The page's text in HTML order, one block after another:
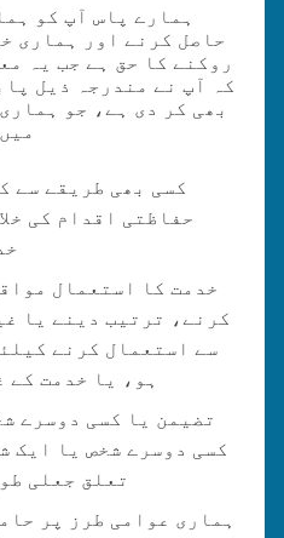
ہمارے پاس آپ کو
حاصل کرنے اور ہماری
روکنے کا حق ہے جب یہ
کہ آپ نے مندرجہ ذیل
بھی کر دی ہے، جو
کسی بھی طریقے سے
حفاظتی اقدام کی
خدمت کا استعمال
کرنے، ترتیب دینے یا
سے استعمال کرنے
ہو، یا خدمت کے
تضیمن یا کسی دوسرے
کسی دوسرے شخص یا ایک
تعلق جعلی
ہماری عوامی طرز پر